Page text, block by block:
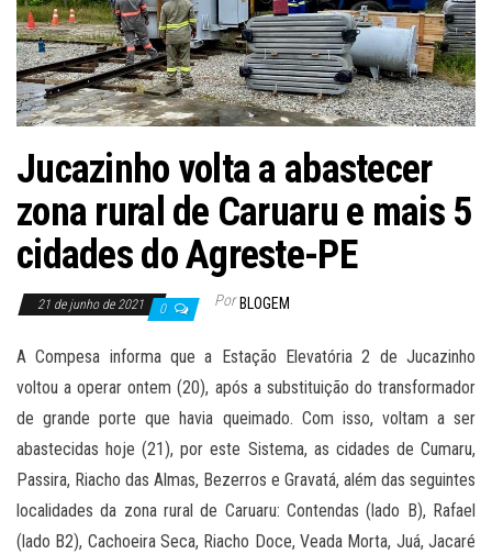
Jucazinho volta a abastecer
zona rural de Caruaru e mais 5
cidades do Agreste-PE
21 de junho de 2021 0 Por BLOGEM
A Compesa informa que a Estação Elevatória 2 de Jucazinho
voltou a operar ontem (20), após a substituição do transformador
de grande porte que havia queimado. Com isso, voltam a ser
abastecidas hoje (21), por este Sistema, as cidades de Cumaru,
Passira, Riacho das Almas, Bezerros e Gravatá, além das seguintes
localidades da zona rural de Caruaru: Contendas (lado B), Rafael
(lado B2), Cachoeira Seca, Riacho Doce, Veada Morta, Juá, Jacaré